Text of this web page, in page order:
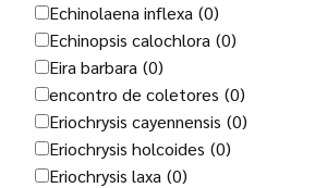
Echinolaena inflexa (0)
Echinopsis calochlora (0)
Eira barbara (0)
encontro de coletores (0)
Eriochrysis cayennensis (0)
Eriochrysis holcoides (0)
Eriochrysis laxa (0)